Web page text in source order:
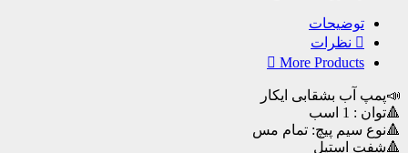
توضیحات
نظرات
More Products
📣پمپ آب بشقابی ایکار
🔺توان : 1 اسب
🔺نوع سیم پیچ: تمام مس
🔺شفت استیل